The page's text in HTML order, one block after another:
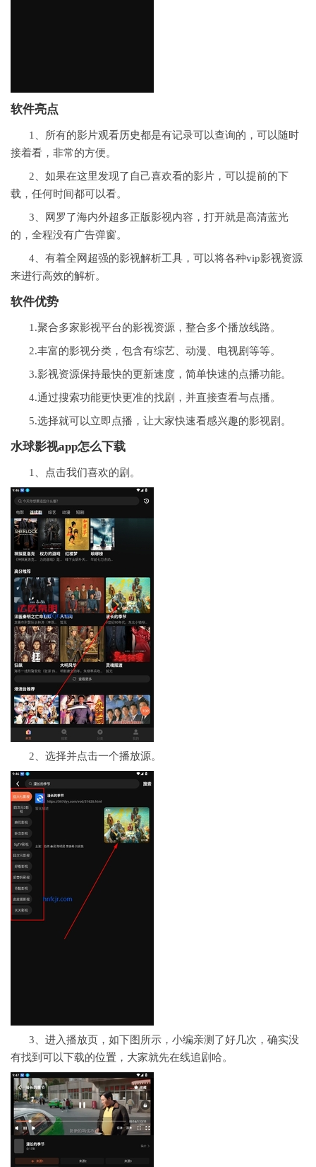
软件亮点
1、所有的影片观看历史都是有记录可以查询的，可以随时
接着看，非常的方便。
2、如果在这里发现了自己喜欢看的影片，可以提前的下
载，任何时间都可以看。
3、网罗了海内外超多正版影视内容，打开就是高清蓝光
的，全程没有广告弹窗。
4、有着全网超强的影视解析工具，可以将各种vip影视资源
来进行高效的解析。
软件优势
1.聚合多家影视平台的影视资源，整合多个播放线路。
2.丰富的影视分类，包含有综艺、动漫、电视剧等等。
3.影视资源保持最快的更新速度，简单快速的点播功能。
4.通过搜索功能更快更准的找剧，并直接查看与点播。
5.选择就可以立即点播，让大家快速看感兴趣的影视剧。
水球影视app怎么下载
1、点击我们喜欢的剧。
2、选择并点击一个播放源。
3、进入播放页，如下图所示，小编亲测了好几次，确实没
有找到可以下载的位置 ，大家就先在线追剧哈。